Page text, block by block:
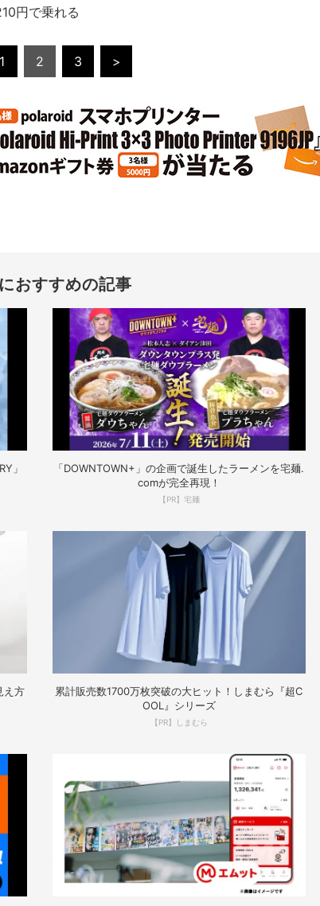
円で乗れる
1 2 3 >
おすすめの記事
」
「DOWNTOWN+」の企画で誕生したラーメンを宅麺.
comが完全再現！
【PR】宅麺
え方
累計販売数1700万枚突破の大ヒット！しまむら『超C
OOL』シリーズ
【PR】しまむら